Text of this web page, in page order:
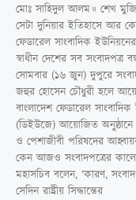
মোঃ সাহিদুল আলম॥ শেখ
সেটা দুনিয়ার ইতিহাসে আর
ফেডারেল সাংবাদিক
স্বাধীন দেশের সব সংবাদপত্র
সোমবার (১৬ জুন) দুপুরে
জহুর হোসেন চৌধুরী হলে
বাংলাদেশ ফেডারেল
(ডিইউজে) আয়োজিত অনুষ্ঠানে
ও পেশাজীবী পরিষদের
কেন আজও সংবাদপত্রের
মহাসচিব বলেন, ‘কারণ,
সেদিন রাষ্ট্রীয় সিদ্ধান্তের